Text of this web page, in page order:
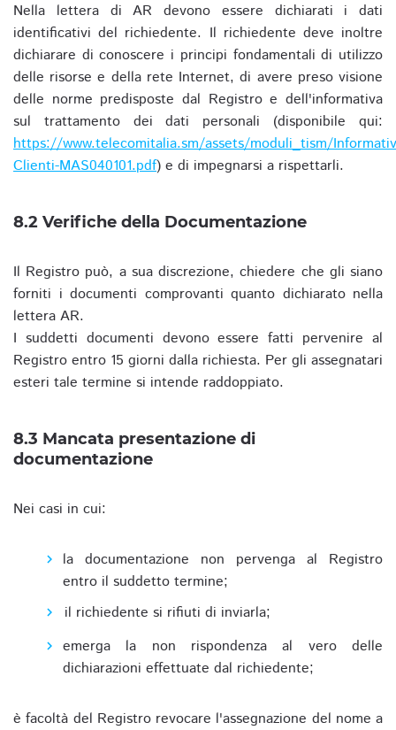
Nella lettera di AR devono essere dichiarati i dati
identificativi del richiedente. Il richiedente deve inoltre
dichiarare di conoscere i principi fondamentali di utilizzo
delle risorse e della rete Internet, di avere preso visione
delle norme predisposte dal Registro e dell'informativa
sul trattamento dei dati personali (disponibile qui:
https://www.telecomitalia.sm/assets/moduli_tism/
Clienti-MAS040101.pdf) e di impegnarsi a rispettarli.
8.2 Verifiche della Documentazione
Il Registro può, a sua discrezione, chiedere che gli siano
forniti i documenti comprovanti quanto dichiarato nella
lettera AR.
I suddetti documenti devono essere fatti pervenire al
Registro entro 15 giorni dalla richiesta. Per gli assegnatari
esteri tale termine si intende raddoppiato.
8.3 Mancata presentazione di
documentazione
Nei casi in cui:
la documentazione non pervenga al Registro
entro il suddetto termine;
il richiedente si rifiuti di inviarla;
emerga la non rispondenza al vero delle
dichiarazioni effettuate dal richiedente;
è facoltà del Registro revocare l'assegnazione del nome a